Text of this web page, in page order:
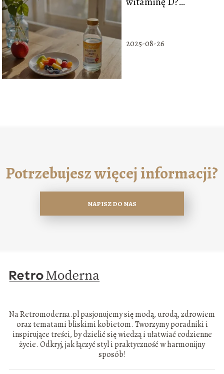
absorpcji
2025-08-26
Potrzebujesz więcej informacji?
NAPISZ DO NAS
Na Retromoderna.pl pasjonujemy się modą, urodą, zdrowiem
oraz tematami bliskimi kobietom. Tworzymy poradniki i
inspirujące treści, by dzielić się wiedzą i ułatwiać codzienne
życie. Odkryj, jak łączyć styl i praktyczność w harmonijny
sposób!